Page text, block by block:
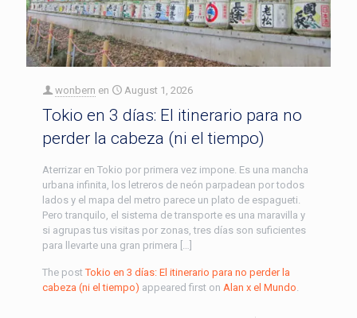
wonbern en August 1, 2026
Tokio en 3 días: El itinerario para no
perder la cabeza (ni el tiempo)
Aterrizar en Tokio por primera vez impone. Es una mancha
urbana infinita, los letreros de neón parpadean por todos
lados y el mapa del metro parece un plato de espagueti.
Pero tranquilo, el sistema de transporte es una maravilla y
si agrupas tus visitas por zonas, tres días son suficientes
para llevarte una gran primera […]
The postTokio en 3 días: El itinerario para no perder la
cabeza (ni el tiempo) appeared first on Alan x el Mundo.